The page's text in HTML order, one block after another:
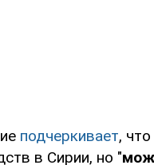
подчеркивает,
в Сирии, но "